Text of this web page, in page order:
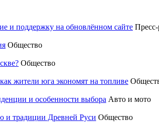
и поддержку на обновлённом сайте Пресс-
Общество
Общество
жители юга экономят на топливе
и особенности выбора Авто и мото
и традиции Древней Руси Общество